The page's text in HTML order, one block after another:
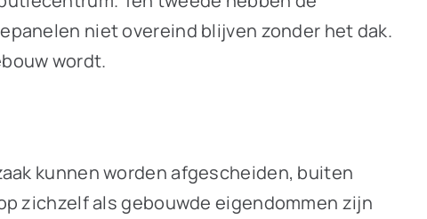
niet overeind blijven zonder het dak.
wordt.
kunnen worden afgescheiden, buiten
zichzelf als gebouwde eigendommen zijn